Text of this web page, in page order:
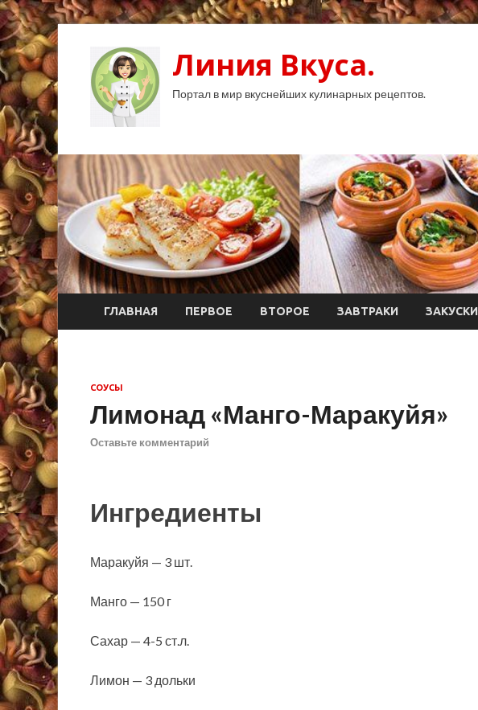
Линия Вкуса.
Портал в мир вкуснейших кулинарных рецептов.
ГЛАВНАЯ ПЕРВОЕ ВТОРОЕ ЗАВТРАКИ ЗАКУСКИ
СОУСЫ
Лимонад «Манго-Маракуйя»
Оставьте комментарий
Ингредиенты
Маракуйя — 3 шт.
Манго — 150 г
Сахар — 4-5 ст.л.
Лимон — 3 дольки